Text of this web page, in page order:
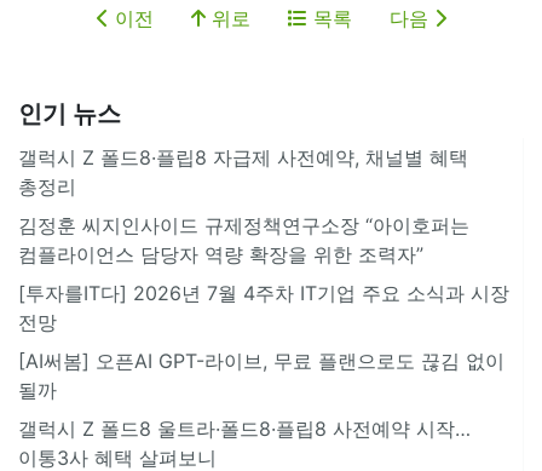
이전 위로 목록 다음
인기 뉴스
갤럭시 Z 폴드8·플립8 자급제 사전예약, 채널별 혜택
총정리
김정훈 씨지인사이드 규제정책연구소장 “아이호퍼는
컴플라이언스 담당자 역량 확장을 위한 조력자”
[투자를IT다] 2026년 7월 4주차 IT기업 주요 소식과 시장
전망
[AI써봄] 오픈AI GPT-라이브, 무료 플랜으로도 끊김 없이
될까
갤럭시 Z 폴드8 울트라·폴드8·플립8 사전예약 시작…
이통3사 혜택 살펴보니